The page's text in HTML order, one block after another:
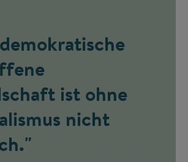
ist ohne
nicht